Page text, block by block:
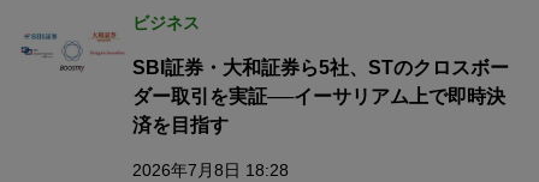
ビジネス
SBI証券・大和証券ら5社、STのクロスボー
ダー取引を実証──イーサリアム上で即時決
済を目指す
2026年7月8日 18:28